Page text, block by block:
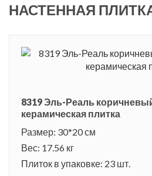
НАСТЕННАЯ
8319 Эль-Реаль
керамическая плитка
Размер: 30*20 см
Вес: 17.56 кг
Плиток в упаковке: 23 шт.